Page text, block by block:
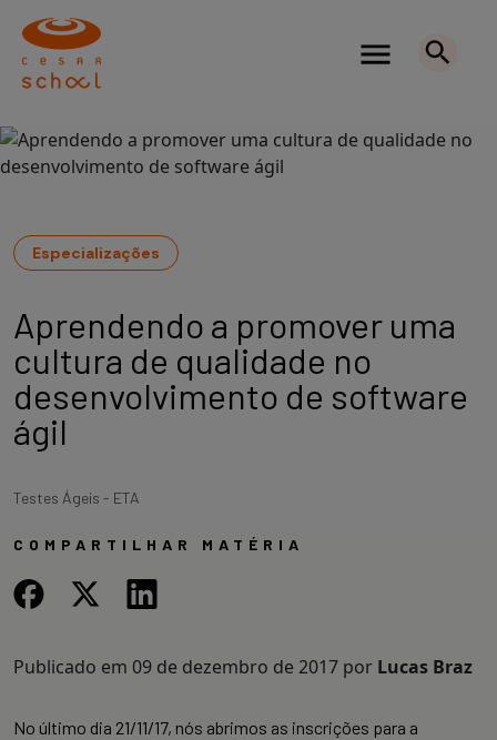
Especializações
Aprendendo a promover uma
cultura de qualidade no
desenvolvimento de software
ágil
Testes Ágeis - ETA
COMPARTILHAR MATÉRIA
Publicado em 09 de dezembro de 2017 por Lucas Braz
No último dia 21/11/17, nós abrimos as inscrições para a